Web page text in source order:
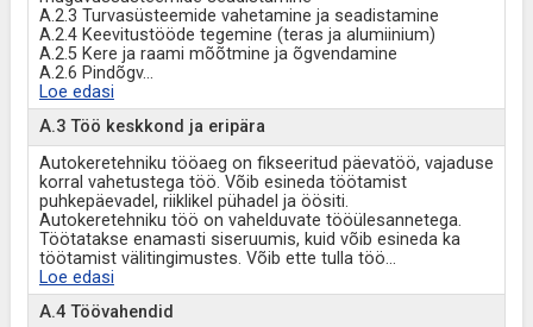
A.2.3 Turvasüsteemide vahetamine ja seadistamine
A.2.4 Keevitustööde tegemine (teras ja alumiinium)
A.2.5 Kere ja raami mõõtmine ja õgvendamine
A.2.6 Pindõgv...
Loe edasi
A.3 Töö keskkond ja eripära
Autokeretehniku tööaeg on fikseeritud päevatöö, vajaduse
korral vahetustega töö. Võib esineda töötamist
puhkepäevadel, riiklikel pühadel ja öösiti.
Autokeretehniku töö on vahelduvate tööülesannetega.
Töötatakse enamasti siseruumis, kuid võib esineda ka
töötamist välitingimustes. Võib ette tulla töö...
Loe edasi
A.4 Töövahendid